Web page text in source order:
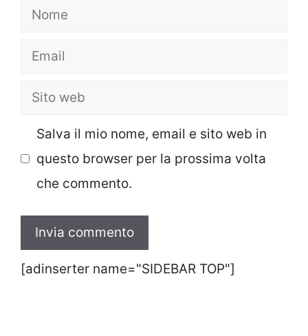
Nome
Email
Sito
Salva il mio nome, email e sito web in
questo browser per la prossima volta
che commento.
[adinserter name="SIDEBAR TOP"]